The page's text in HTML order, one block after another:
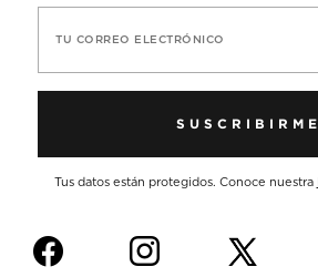
TU CORREO ELECTRÓNICO
SUSCRIBIRME
Tus datos están protegidos. Conoce nuestra
f i